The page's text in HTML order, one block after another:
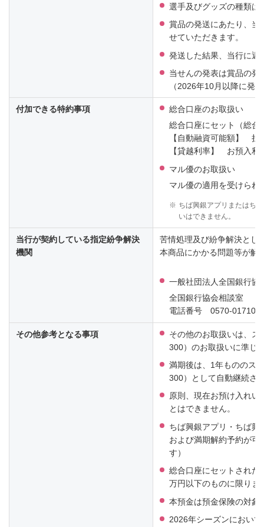
選手及びグッズの種類は
賞品の発送にあたり、当
せていただきます。
発送した結果、当行に返
当せんの発表は賞品の発
（2026年10月以降に発
付加できる特約事項
総合口座のお取扱い
総合口座にセット（総合
【自動融資可能額】 担
【貸越利率】 お預入
マル優のお取扱い
マル優の適用を受けられ
※ ちば興銀アプリまたはち
いはできません。
当行が契約している指定紛争解決
機関
苦情処理及び紛争解決とし
本商品にかかる問題等が解
一般社団法人全国銀行協
全国銀行協会相談室
電話番号 0570-
その他参考となる事項
その他のお取扱いは、ス
300）のお取扱いに準じ
満期後は、1年もののス
300）として自動継続さ
原則、現在お預け入れい
とはできません。
ちば興銀アプリ・ちば興
および満期解約予約が
す）
総合口座にセットされた
万円以下のものに限りま
本預金は預金保険の対象
2026年シーズンにおい